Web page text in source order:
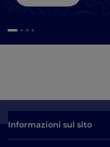
Informazioni sul sito